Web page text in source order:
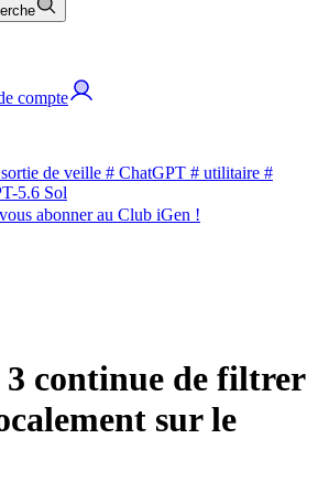
compte
de veille # ChatGPT # utilitaire #
5.6 Sol
abonner au Club iGen !
3 continue de filtrer
sur le